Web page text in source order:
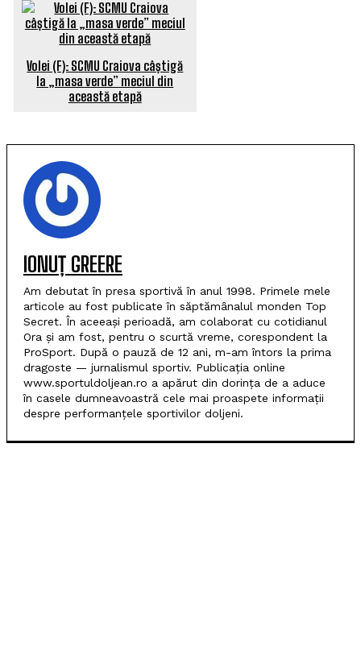
Volei (F): SCMU Craiova câștigă
la „masa verde” meciul din
această etapă
IONUȚ GREERE
Am debutat în presa sportivă în anul 1998. Primele mele
articole au fost publicate în săptămânalul monden Top
Secret. În aceeași perioadă, am colaborat cu cotidianul
Ora și am fost, pentru o scurtă vreme, corespondent la
ProSport. După o pauză de 12 ani, m-am întors la prima
dragoste — jurnalismul sportiv. Publicația online
www.sportuldoljean.ro a apărut din dorința de a aduce
în casele dumneavoastră cele mai proaspete informații
despre performanțele sportivilor doljeni.